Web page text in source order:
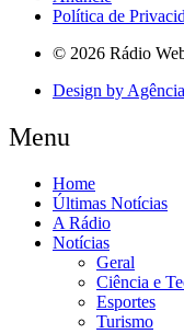
Política de
© 2026 Rádio
Design by
Menu
Home
Últimas Notícias
A Rádio
Notícias
Geral
Ciência e
Esportes
Turismo